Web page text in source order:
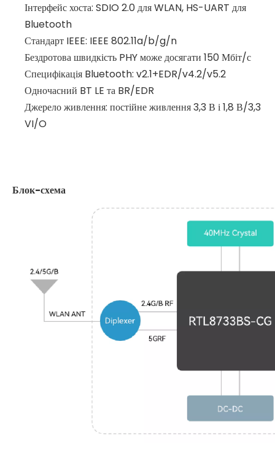
Інтерфейс хоста: SDIO 2.0 для WLAN, HS-UART для
Bluetooth
Стандарт IEEE: IEEE 802.11a/b/g/n
Бездротова швидкість PHY може досягати 150 Мбіт/с
Специфікація Bluetooth: v2.1+EDR/v4.2/v5.2
Одночасний BT LE та BR/EDR
Джерело живлення: постійне живлення 3,3 В і 1,8 В/3,3
VI/O
Блок-схема